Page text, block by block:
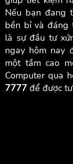
Nếu bạn đang
bền bỉ và đáng
là sự đầu tư
ngay hôm nay
một tầm cao
Computer qua
7777 để được